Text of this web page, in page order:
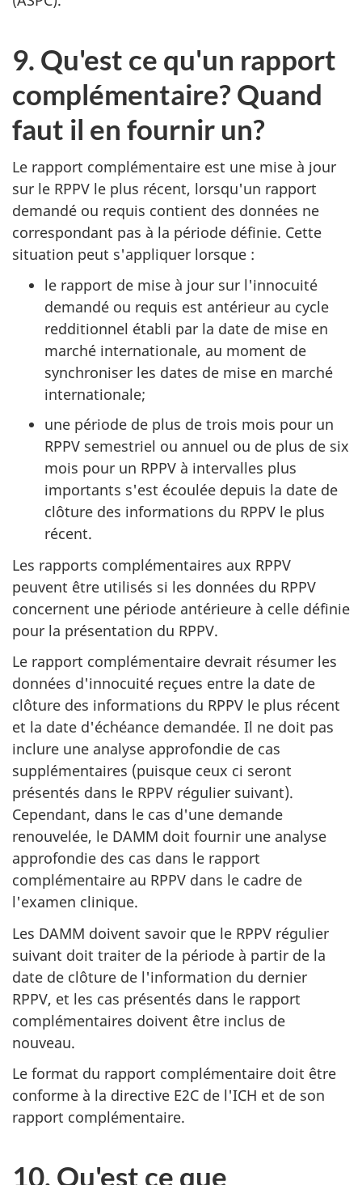
9. Qu'est ce qu'un rapport
complémentaire? Quand
faut il en fournir un?
Le rapport complémentaire est une mise à jour
sur le RPPV le plus récent, lorsqu'un rapport
demandé ou requis contient des données ne
correspondant pas à la période définie. Cette
situation peut s'appliquer lorsque :
le rapport de mise à jour sur l'innocuité
demandé ou requis est antérieur au cycle
redditionnel établi par la date de mise en
marché internationale, au moment de
synchroniser les dates de mise en marché
internationale;
une période de plus de trois mois pour un
RPPV semestriel ou annuel ou de plus de six
mois pour un RPPV à intervalles plus
importants s'est écoulée depuis la date de
clôture des informations du RPPV le plus
récent.
Les rapports complémentaires aux RPPV
peuvent être utilisés si les données du RPPV
concernent une période antérieure à celle définie
pour la présentation du RPPV.
Le rapport complémentaire devrait résumer les
données d'innocuité reçues entre la date de
clôture des informations du RPPV le plus récent
et la date d'échéance demandée. Il ne doit pas
inclure une analyse approfondie de cas
supplémentaires (puisque ceux ci seront
présentés dans le RPPV régulier suivant).
Cependant, dans le cas d'une demande
renouvelée, le DAMM doit fournir une analyse
approfondie des cas dans le rapport
complémentaire au RPPV dans le cadre de
l'examen clinique.
Les DAMM doivent savoir que le RPPV régulier
suivant doit traiter de la période à partir de la
date de clôture de l'information du dernier
RPPV, et les cas présentés dans le rapport
complémentaires doivent être inclus de
nouveau.
Le format du rapport complémentaire doit être
conforme à la directive E2C de l'ICH et de son
rapport complémentaire.
10. Qu'est ce que